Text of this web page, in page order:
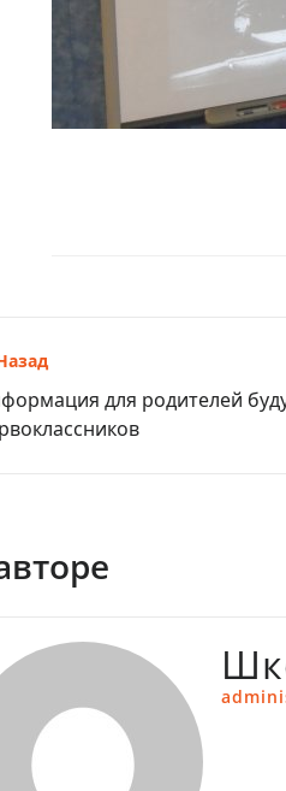
для родителей